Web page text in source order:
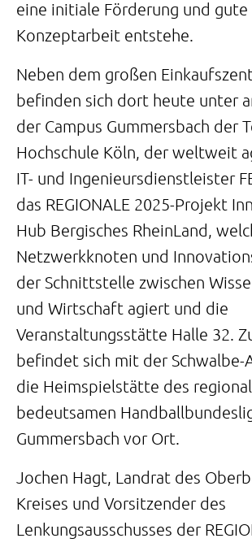
eine initiale Förderung und gute
Konzeptarbeit entstehe.
Neben dem großen
befinden sich dort heute unter
der Campus Gummersbach der
Hochschule Köln, der weltweit
IT- und Ingenieursdienstleister
das REGIONALE 2025-Projekt
Hub Bergisches RheinLand,
Netzwerkknoten und
der Schnittstelle zwischen
und Wirtschaft agiert und die
Veranstaltungsstätte Halle 32.
befindet sich mit der Schwalbe-
die Heimspielstätte des regional
bedeutsamen
Gummersbach vor Ort.
Jochen Hagt, Landrat des
Kreises und Vorsitzender des
Lenkungsausschusses der